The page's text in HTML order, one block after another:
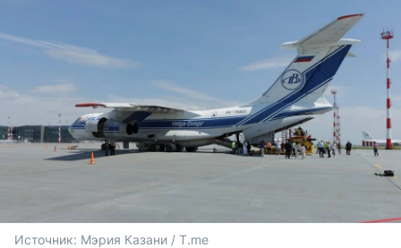
Источник: Мэрия Казани / T.me